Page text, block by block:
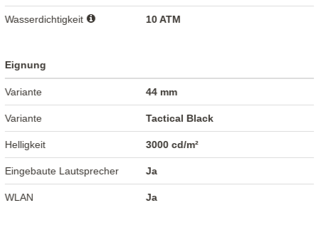
Wasserdichtigkeit 10 ATM
Eignung
Variante 44 mm
Variante Tactical Black
Helligkeit 3000 cd/m²
Eingebaute Lautsprecher Ja
WLAN Ja